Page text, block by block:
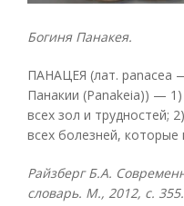
Богиня Панакея.
ПАНАЦЕЯ (лат. panacea
Панакии (Panakeia)) —
всех зол и трудностей;
всех болезней, которые
Райзберг Б.А.
словарь. М., 2012, с. 355.